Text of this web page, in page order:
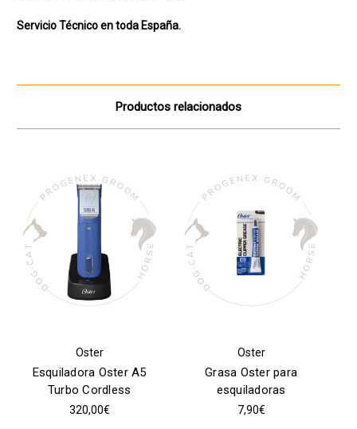
Servicio Técnico en toda España.
Productos relacionados
Oster
Esquiladora Oster A5
Turbo Cordless
320,00€
Oster
Grasa Oster para
esquiladoras
7,90€